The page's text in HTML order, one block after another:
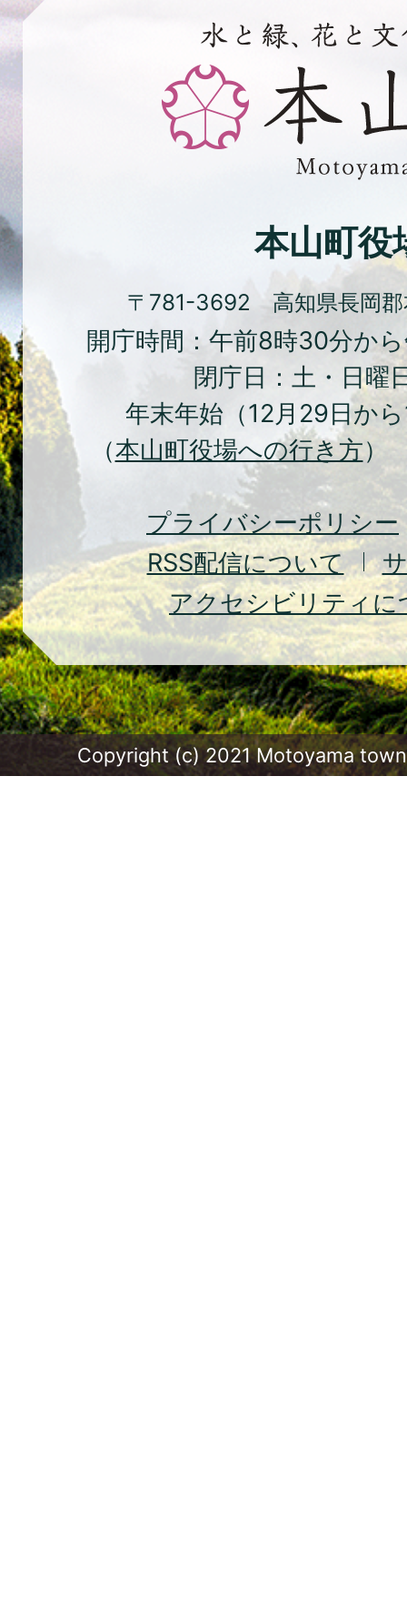
水
緑、
花
と
化
の
ま
ち
本
山
町
Town
本山町役
〒781-3692 高知県長岡郡
開庁時間：午前8時30分か
閉庁日：土・日曜
年末年始（12月29日か
（本山町役場への行き方）
プライバシーポリシー
RSS配信について
アクセシビリティに
Copyright (c) 2021 Motoyama